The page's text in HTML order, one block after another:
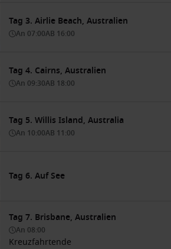
Tag 3. Airlie Beach, Australien
An 07:00AB 16:00
Tag 4. Cairns, Australien
An 09:30AB 18:00
Tag 5. Willis Island, Australia
An 10:00AB 11:00
Tag 6. Auf See
Tag 7. Brisbane, Australien
An 08:00
Kreuzfahrtende